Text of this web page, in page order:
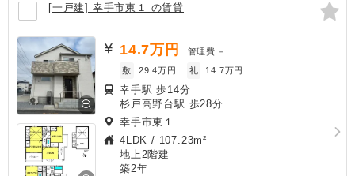
[一戸建] 幸手市東１ の賃貸
14.7万円 管理費 －
敷
29.4万円 礼 14.7万円
幸手駅 歩14分
杉戸高野台駅 歩28分
幸手市東１
4LDK / 107.23m²
地上2階建
築2年